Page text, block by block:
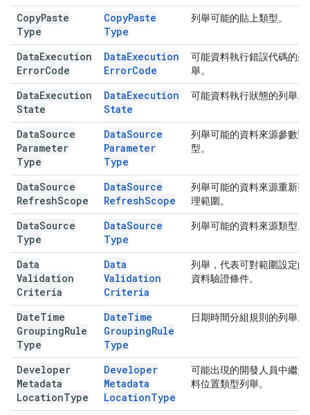
CopyPaste
Type
CopyPaste
Type
列舉可能的貼上類型。
DataExecution
ErrorCode
DataExecution
ErrorCode
可能資料執行錯誤代碼的列
舉。
DataExecution
State
DataExecution
State
可能資料執行狀態的列舉。
DataSource
Parameter
Type
DataSource
Parameter
Type
列舉可能的資料來源參數類
型。
DataSource
RefreshScope
DataSource
RefreshScope
列舉可能的資料來源重新整
理範圍。
DataSource
Type
DataSource
Type
列舉可能的資料來源類型。
Data
Validation
Criteria
Data
Validation
Criteria
列舉，代表可對範圍設定的
資料驗證條件。
DateTime
GroupingRule
Type
DateTime
GroupingRule
Type
日期時間分組規則的列舉。
Developer
Metadata
LocationType
Developer
Metadata
LocationType
可能出現的開發人員中繼資
料位置類型列舉。